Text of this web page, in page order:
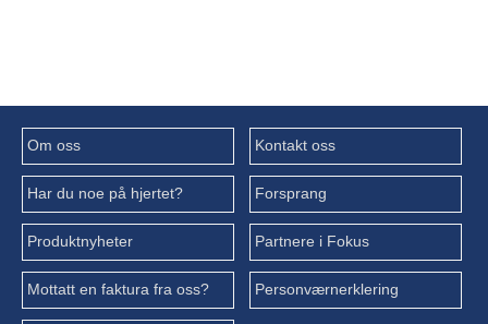
Om oss Kontakt oss
Har du noe på hjertet? Forsprang
Produktnyheter Partnere i Fokus
Mottatt en faktura fra oss? Personværnerklering